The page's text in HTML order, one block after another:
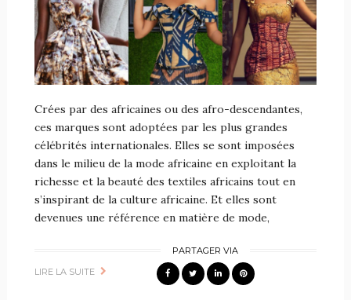
Crées par des africaines ou des afro-descendantes,
ces marques sont adoptées par les plus grandes
célébrités internationales. Elles se sont imposées
dans le milieu de la mode africaine en exploitant la
richesse et la beauté des textiles africains tout en
s’inspirant de la culture africaine. Et elles sont
devenues une référence en matière de mode,
LIRE LA SUITE
PARTAGER VIA